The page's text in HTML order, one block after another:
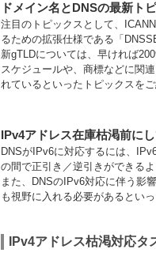
ドメイン名とDNSの最新ト
注目のトピックスとして、
るための拡張仕様である「
新gTLDについては、早ければ
スケジュールや、商標などに関
れているといったトピックスを
IPv4アドレス在庫枯渇前に
DNSがIPv6に対応するには、
の間で正引き／逆引きができる
また、DNSのIPv6対応に伴う影
も視野に入れる必要があるとい
IPv4アドレス枯渇対応